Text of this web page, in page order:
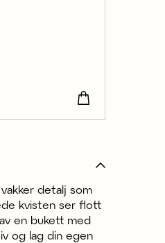
detalj som
kvisten ser flott
en bukett med
og lag din egen